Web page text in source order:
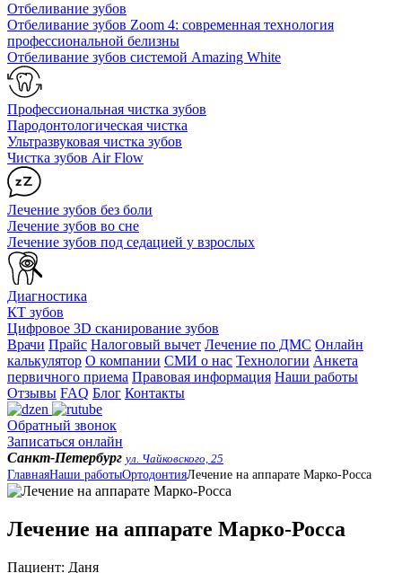
Отбеливание зубов
Отбеливание зубов Zoom 4: современная технология
профессиональной белизны
Отбеливание зубов системой Amazing White
Профессиональная чистка зубов
Пародонтологическая чистка
Ультразвуковая чистка зубов
Чистка зубов Air Flow
Лечение зубов без боли
Лечение зубов во сне
Лечение зубов под седацией у взрослых
Диагностика
КТ зубов
Цифровое 3D сканирование зубов
Врачи Прайс Налоговый вычет Лечение по ДМС Онлайн
калькулятор О компании СМИ о нас Технологии Анкета
первичного приема Правовая информация Наши работы
Отзывы FAQ Блог Контакты
Обратный звонок
Записаться онлайн
Санкт-Петербург ул. Чайковского, 25
ГлавнаяНаши работыОртодонтияЛечение на аппарате Марко-Росса
Лечение на аппарате Марко-Росса
Пациент: Даня